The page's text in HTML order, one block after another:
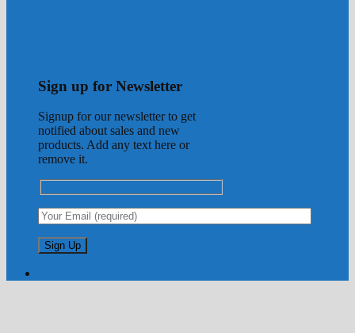
Sign up for Newsletter
Signup for our newsletter to get
notified about sales and new
products. Add any text here or
remove it.